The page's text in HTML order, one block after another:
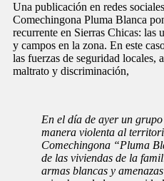
Una publicación en redes
Comechingona Pluma Blanca
recurrente en Sierras Chicas: las
y campos en la zona. En este
las fuerzas de seguridad locales,
maltrato y discriminación,
En el día de ayer un
manera violenta al
Comechingona “Pluma
de las viviendas de la
armas blancas y